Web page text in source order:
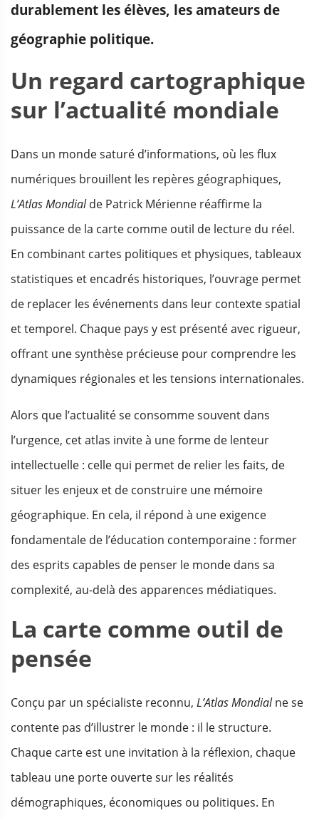
durablement les élèves, les amateurs de
géographie politique.
Un regard cartographique
sur l’actualité mondiale
Dans un monde saturé d’informations, où les flux
numériques brouillent les repères géographiques,
L’Atlas Mondialde Patrick Mérienne réaffirme la
puissance de la carte comme outil de lecture du réel.
En combinant cartes politiques et physiques, tableaux
statistiques et encadrés historiques, l’ouvrage permet
de replacer les événements dans leur contexte spatial
et temporel. Chaque pays y est présenté avec rigueur,
offrant une synthèse précieuse pour comprendre les
dynamiques régionales et les tensions internationales.
Alors que l’actualité se consomme souvent dans
l’urgence, cet atlas invite à une forme de lenteur
intellectuelle : celle qui permet de relier les faits, de
situer les enjeux et de construire une mémoire
géographique. En cela, il répond à une exigence
fondamentale de l’éducation contemporaine : former
des esprits capables de penser le monde dans sa
complexité, au-delà des apparences médiatiques.
La carte comme outil de
pensée
Conçu par un spécialiste reconnu, L’Atlas Mondialne se
contente pas d’illustrer le monde : il le structure.
Chaque carte est une invitation à la réflexion, chaque
tableau une porte ouverte sur les réalités
démographiques, économiques ou politiques. En